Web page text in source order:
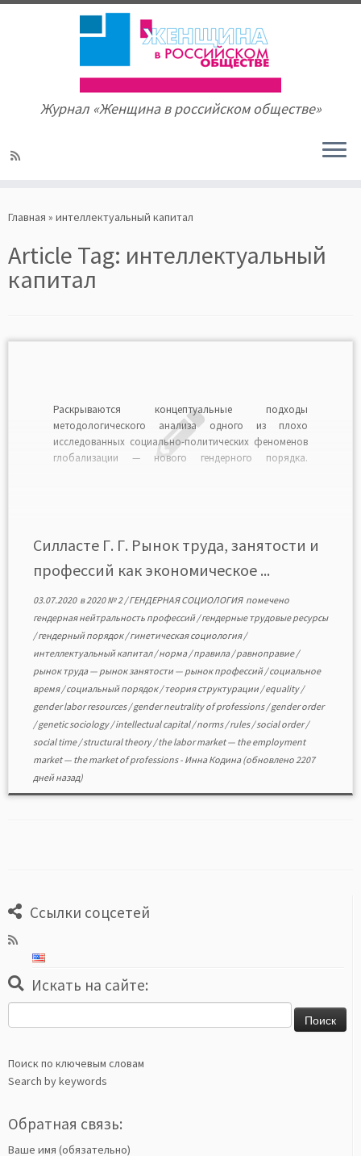
to
Журнал «Женщина в российском обществе»
Главная » интеллектуальный капитал
Article Tag: интеллектуальный
капитал
Раскрываются концептуальные подходы
методологического анализа одного из плохо
исследованных социально-политических феноменов
глобализации — нового гендерного порядка.
структурации и социального порядка. Анализируются
процессы и формы замещения норм старого
гендерного порядка новыми нормами на примере […]
Силласте Г. Г. Рынок труда, занятости и
профессий как экономическое ...
03.07.2020в2020 № 2/ГЕНДЕРНАЯ СОЦИОЛОГИЯ помечено
гендерная нейтральность профессий/гендерные трудовые ресурсы
/гендерный порядок/гинетическая социология/
интеллектуальный капитал/норма/правила/равноправие/
рынок труда — рынок занятости — рынок профессий/социальное
время/социальный порядок/теория структурации /equality/
gender labor resources/gender neutrality of professions/gender order
/genetic sociology/intellectual capital/norms/rules/social order/
social time/structural theory/the labor market — the employment
market — the market of professions- Инна Кодина(обновлено 2207
дней назад)
Ссылки соцсетей
Искать на сайте:
Поиск по ключевым словам
Search by keywords
Обратная связь:
Ваше имя (обязательно)